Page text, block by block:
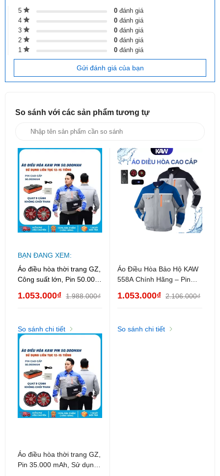
5 0 đánh giá
4
0 đánh giá
3
0 đánh giá
2
0 đánh giá
1
0 đánh giá
Gửi đánh giá của bạn
So sánh với các sản phẩm tương tự
BẠN ĐANG XEM:
Áo điều hòa thời trang GZ,
Công suất lớn, Pin 50.000
Nữ
1.053.000₫ 1.988.000₫
So sánh chi tiết
Áo Điều Hòa Bảo Hộ KAW
558A Chính Hãng – Pin
3 Cấp Độ, Chống Nắng
1.053.000₫ 2.106.000₫
So sánh chi tiết
Áo điều hòa thời trang GZ,
Pin 35.000 mAh, Sử dụng